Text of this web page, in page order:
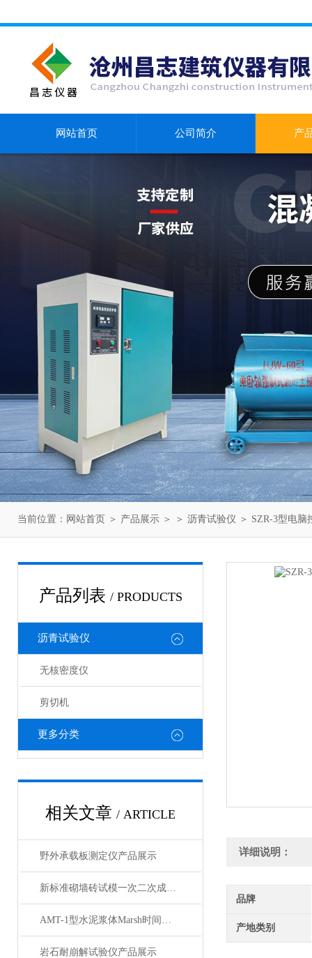
网站首页 公司简介 产
当前位置： 网站首页 ＞ 产品展示 ＞ ＞ 沥青试验仪 ＞ SZR-3型电
产品列表 / PRODUCTS
沥青试验仪
无核密度仪
剪切机
更多分类
相关文章 / ARTICLE
野外承载板测定仪产品展示
新标准砌墙砖试模一次二次成型试样制备模具产品展示
AMT-1型水泥浆体Marsh时间自动测定仪产品展示
岩石耐崩解试验仪产品展示
详细说明：
品牌
产地类别